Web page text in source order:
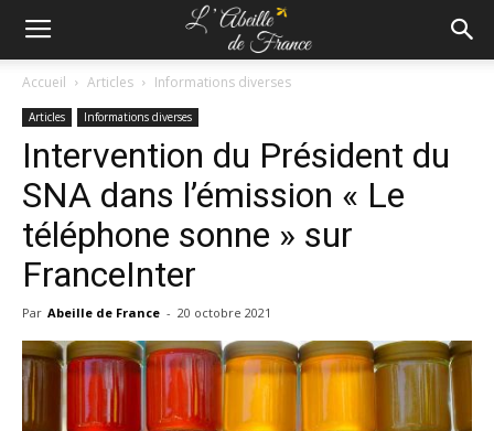
Accueil Articles Informations diverses
Articles Informations diverses
Intervention du Président du
SNA dans l’émission « Le
téléphone sonne » sur
FranceInter
Par Abeille de France - 20 octobre 2021